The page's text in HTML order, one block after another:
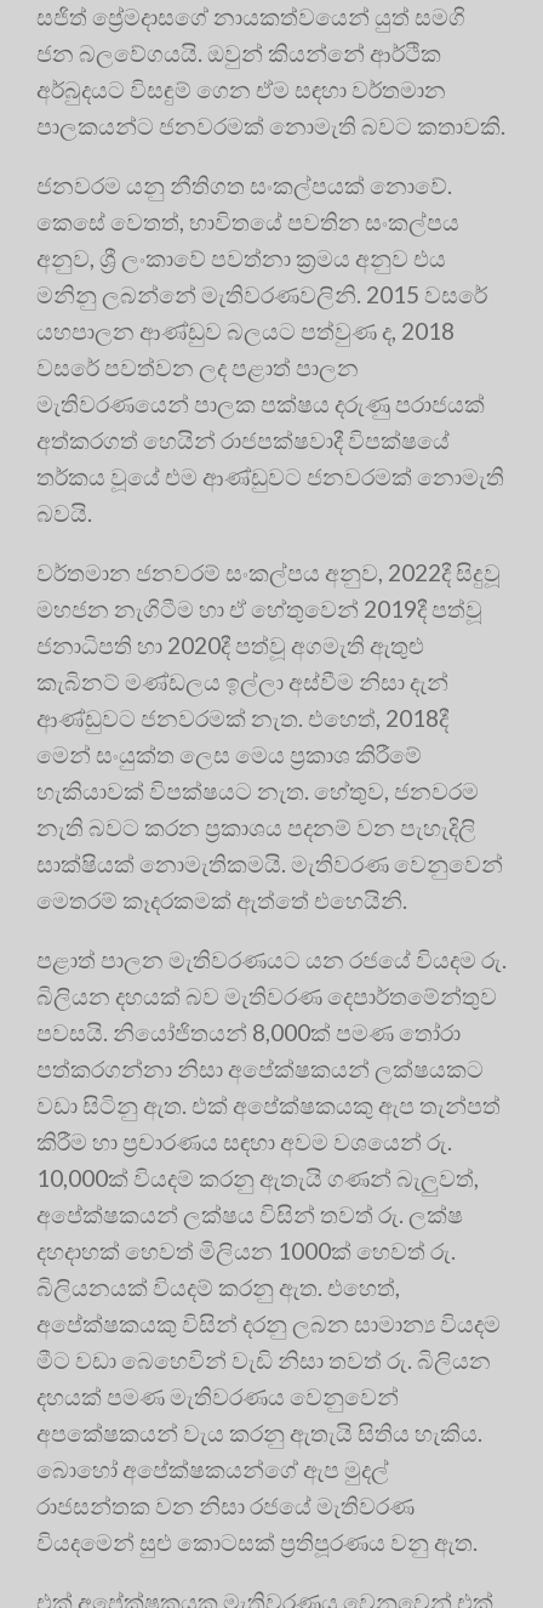
සජිත් ප්‍රේමදාසගේ නායකත්වයෙන් යුත් සමගි
ජන බලවේගයයි. ඔවුන් කියන්නේ ආර්ථික
අර්බුදයට විසඳුම් ගෙන ඒම සඳහා වර්තමාන
පාලකයන්ට ජනවරමක් නොමැති බවට කතාවකි.
ජනවරම යනු නීතිගත සංකල්පයක් නොවේ.
කෙසේ වෙතත්, භාවිතයේ පවතින සංකල්පය
අනුව, ශ්‍රී ලංකාවේ පවත්නා ක්‍රමය අනුව එය
මනිනු ලබන්නේ මැතිවරණවලිනි. 2015 වසරේ
යහපාලන ආණ්ඩුව බලයට පත්වුණ ද, 2018
වසරේ පවත්වන ලද පළාත් පාලන
මැතිවරණයෙන් පාලක පක්ෂය දරුණු පරාජයක්
අත්කරගත් හෙයින් රාජපක්ෂවාදී විපක්ෂයේ
තර්කය වූයේ එම ආණ්ඩුවට ජනවරමක් නොමැති
බවයි.
වර්තමාන ජනවරම් සංකල්පය අනුව, 2022දී සිදුවූ
මහජන නැගිටීම හා ඒ හේතුවෙන් 2019දී පත්වූ
ජනාධිපති හා 2020දී පත්වූ අගමැති ඇතුළු
කැබිනට් මණ්ඩලය ඉල්ලා අස්වීම නිසා දැන්
ආණ්ඩුවට ජනවරමක් නැත. එහෙත්, 2018දී
මෙන් සංයුක්ත ලෙස මෙය ප්‍රකාශ කිරීමේ
හැකියාවක් විපක්ෂයට නැත. හේතුව, ජනවරම
නැති බවට කරන ප්‍රකාශය පදනම් වන පැහැදිලි
සාක්ෂියක් නොමැතිකමයි. මැතිවරණ වෙනුවෙන්
මෙතරම් කෑදරකමක් ඇත්තේ එහෙයිනි.
පළාත් පාලන මැතිවරණයට යන රජයේ වියදම රු.
බිලියන දහයක් බව මැතිවරණ දෙපාර්තමේන්තුව
පවසයි. නියෝජිතයන් 8,000ක් පමණ තෝරා
පත්කරගන්නා නිසා අපේක්ෂකයන් ලක්ෂයකට
වඩා සිටිනු ඇත. එක් අපේක්ෂකයකු ඇප තැන්පත්
කිරීම හා ප්‍රචාරණය සඳහා අවම වශයෙන් රු.
10,000ක් වියදම් කරනු ඇතැයි ගණන් බැලුවත්,
අපේක්ෂකයන් ලක්ෂය විසින් තවත් රු. ලක්ෂ
දහදාහක් හෙවත් මිලියන 1000ක් හෙවත් රු.
බිලියනයක් වියදම් කරනු ඇත. එහෙත්,
අපේක්ෂකයකු විසින් දරනු ලබන සාමාන්‍ය වියදම
මීට වඩා බෙහෙවින් වැඩි නිසා තවත් රු. බිලියන
දහයක් පමණ මැතිවරණය වෙනුවෙන්
අපකේෂකයන් වැය කරනු ඇතැයි සිතිය හැකිය.
බොහෝ අපේක්ෂකයන්ගේ ඇප මුදල්
රාජසන්තක වන නිසා රජයේ මැතිවරණ
වියදමෙන් සුළු කොටසක් ප්‍රතිපූරණය වනු ඇත.
එක් අපේක්ෂකයකු මැතිවරණය වෙනුවෙන් එක්